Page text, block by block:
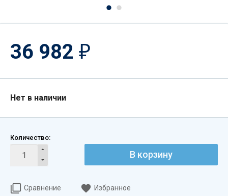
36 982 ₽
Нет в наличии
Количество:
В корзину
Сравнение Избранное